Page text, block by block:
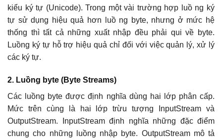
kiểu ký tự (Unicode). Trong một vài trường hợp luồ ng ký
tự sử dụng hiệu quả hơn luồ ng byte, nhưng ở mức hệ
thống thì tất cả những xuất nhập đều phải qui về byte.
Luồng ký tự hỗ trợ hiệu quả chỉ đối với việc quản lý, xử lý
các ký tự.
2. Luồng byte (Byte Streams)
Các luồng byte được định nghĩa dùng hai lớp phân cấp.
Mức trên cùng là hai lớp trừu tượng InputStream và
OutputStream. InputStream định nghĩa những đặc điểm
chung cho những luồng nhập byte. OutputStream mô tả